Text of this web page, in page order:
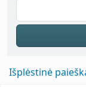
Išplėstinė